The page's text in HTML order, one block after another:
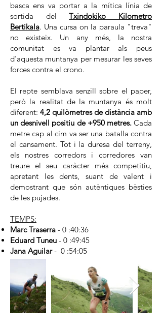
basca ens va portar a la mítica línia de
sortida delTxindokiko Kilometro
Bertikala. Una cursa on la paraula "treva"
no existeix. Un any més, la nostra
comunitat es va plantar als peus
d'aquesta muntanya per mesurar les seves
forces contra el crono.
El repte semblava senzill sobre el paper,
però la realitat de la muntanya és molt
diferent: 4,2 quilòmetres de distància amb
un desnivell positiu de +950 metres. Cada
metre cap al cim va ser una batalla contra
el cansament. Tot i la duresa del terreny,
els nostres corredors i corredores van
treure el seu caràcter més competitiu,
apretant les dents, suant de valent i
demostrant que són autèntiques bèsties
de les pujades.
TEMPS:
Marc Traserra - 0 :40:36
Eduard Tuneu - 0 :49:45
Jana Aguilar- 0 :54:05